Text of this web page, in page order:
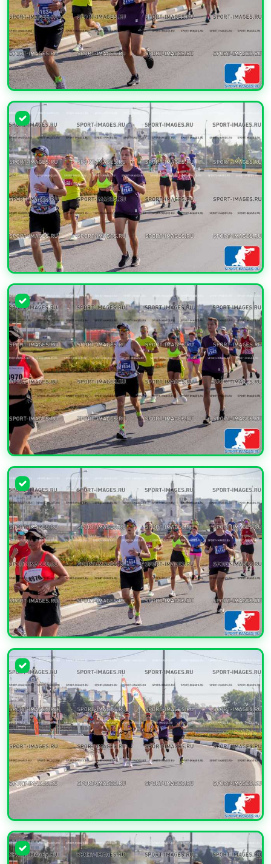
УВЕЛИЧИТЬ
УВЕЛИЧИТЬ
УВЕЛИЧИТЬ
УВЕЛИЧИТЬ
УВЕЛИЧИТЬ